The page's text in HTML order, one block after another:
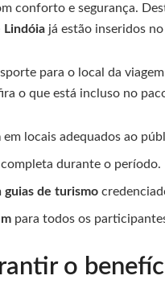
conforto e segurança.
Lindóia já estão inseridos
para o local da
o que está incluso no
em locais adequados ao
completa durante o período.
guias de turismo
para todos os
o